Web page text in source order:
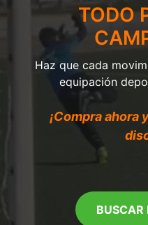
TODO
Haz que cada
equipación
¡Compra ahora
BUSCAR